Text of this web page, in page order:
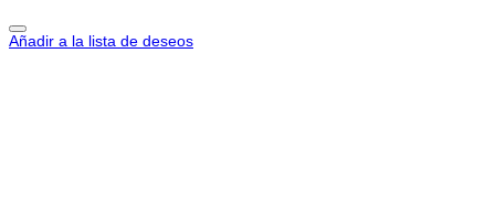
Añadir a la lista de deseos